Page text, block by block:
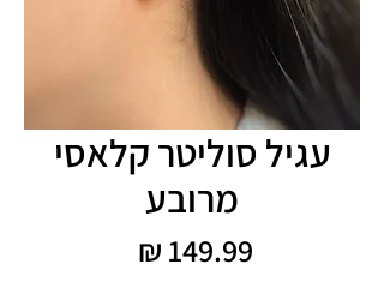
עגיל סוליטר קלאסי
מרובע